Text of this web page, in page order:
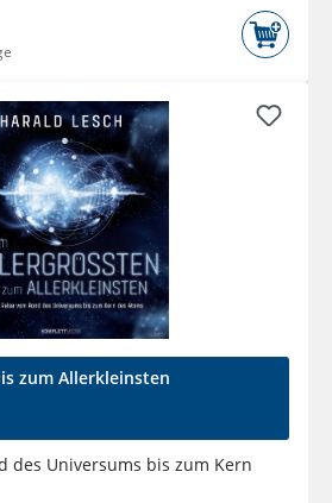
zum Allerkleinsten
des Universums bis zum Kern